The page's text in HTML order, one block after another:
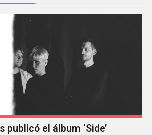
publicó el álbum ‘Side’